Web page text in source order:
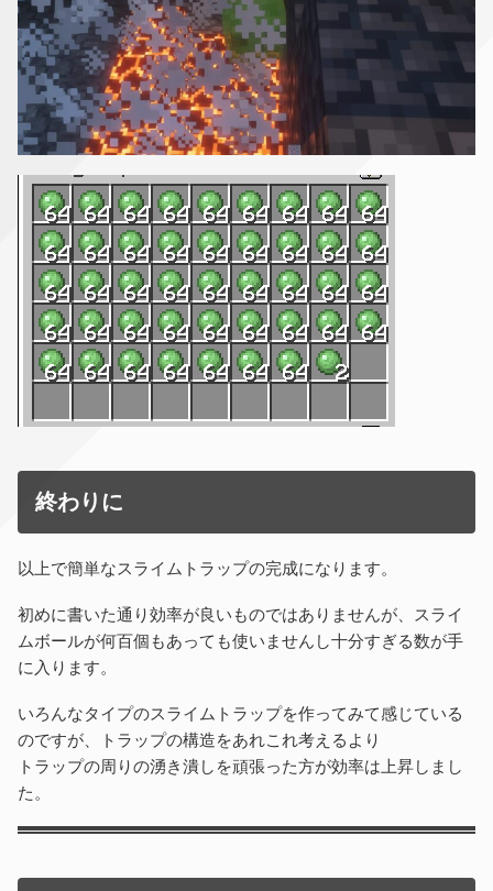
終わりに
以上で簡単なスライムトラップの完成になります。
初めに書いた通り効率が良いものではありませんが、スライ
ムボールが何百個もあっても使いませんし十分すぎる数が手
に入ります。
いろんなタイプのスライムトラップを作ってみて感じている
のですが、トラップの構造をあれこれ考えるより
トラップの周りの湧き潰しを頑張った方が効率は上昇しまし
た。